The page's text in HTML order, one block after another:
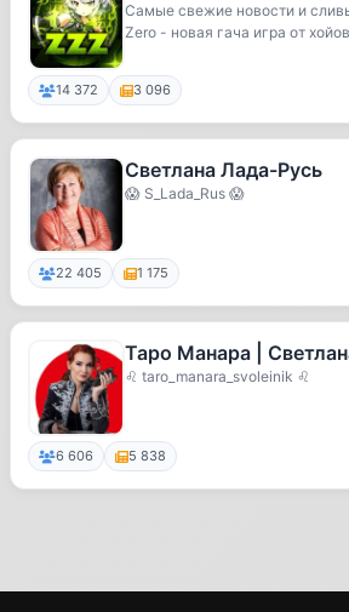
Самые свежие новости и
Zero - новая гача игра от
14 372 3 096
Светлана Лада-Русь
😱 S_Lada_Rus 😱
22 405 1 175
Таро Манара |
♌ taro_manara_svoleinik ♌
6 606 5 838